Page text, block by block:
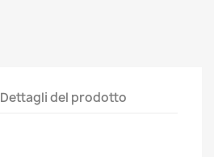
Dettagli del prodotto